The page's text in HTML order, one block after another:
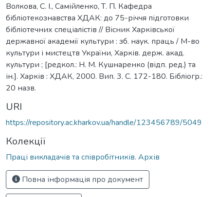
Волкова, С. І., Самійленко, Т. П. Кафедра
бібліотекознавства ХДАК: до 75-річчя підготовки
бібліотечних спеціалістів // Вісник Харківської
державної академії культури : зб. наук. праць / М-во
культури і мистецтв України, Харків. держ. акад.
культури ; [редкол.: Н. М. Кушнаренко (відп. ред.) та
ін.]. Харків : ХДАК, 2000. Вип. 3. C. 172-180. Бібліогр.:
20 назв.
URI
https://repository.ac.kharkov.ua/handle/123456789/5049
Колекції
Праці викладачів та співробітників. Архів
Повна інформація про документ